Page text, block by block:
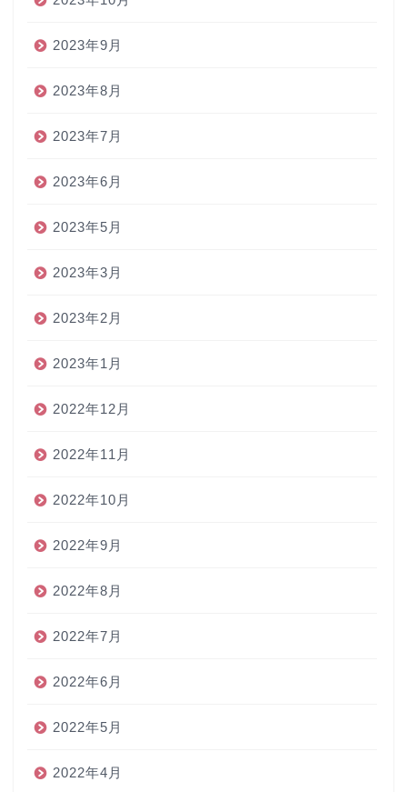
2023年9月
2023年8月
2023年7月
2023年6月
2023年5月
2023年3月
2023年2月
2023年1月
2022年12月
2022年11月
2022年10月
2022年9月
2022年8月
2022年7月
2022年6月
2022年5月
2022年4月